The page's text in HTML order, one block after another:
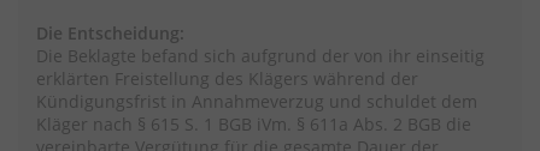
Die Entscheidung:
Die Beklagte befand sich aufgrund der von ihr einseitig
erklärten Freistellung des Klägers während der
Kündigungsfrist in Annahmeverzug und schuldet dem
Kläger nach § 615 S. 1 BGB iVm. § 611a Abs. 2 BGB die
vereinbarte Vergütung für die gesamte Dauer der